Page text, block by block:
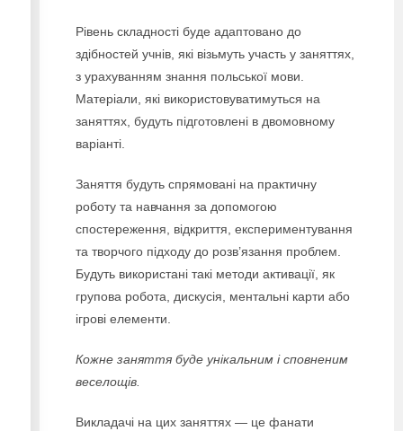
Рівень складності буде адаптовано до
здібностей учнів, які візьмуть участь у заняттях,
з урахуванням знання польської мови.
Матеріали, які використовуватимуться на
заняттях, будуть підготовлені в двомовному
варіанті.
Заняття будуть спрямовані на практичну
роботу та навчання за допомогою
спостереження, відкриття, експериментування
та творчого підходу до розв’язання проблем.
Будуть використані такі методи активації, як
групова робота, дискусія, ментальні карти або
ігрові елементи.
Кожне заняття буде унікальним і сповненим
веселощів.
Викладачі на цих заняттях — це фанати